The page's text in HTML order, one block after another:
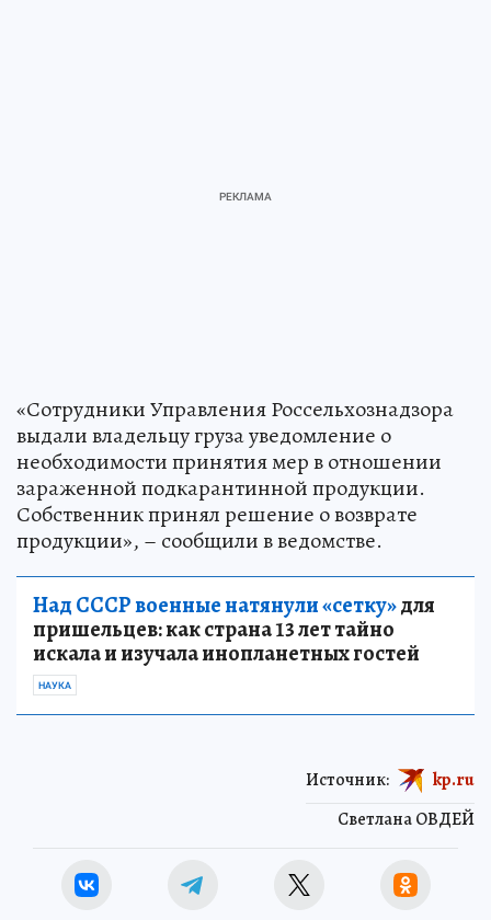
«Сотрудники Управления Россельхознадзора
выдали владельцу груза уведомление о
необходимости принятия мер в отношении
зараженной подкарантинной продукции.
Собственник принял решение о возврате
продукции», – сообщили в ведомстве.
Над СССР военные натянули «сетку»для
пришельцев: как страна 13 лет тайно
искала и изучала инопланетных гостей
НАУКА
Светлана ОВДЕЙ
Источник: kp.ru